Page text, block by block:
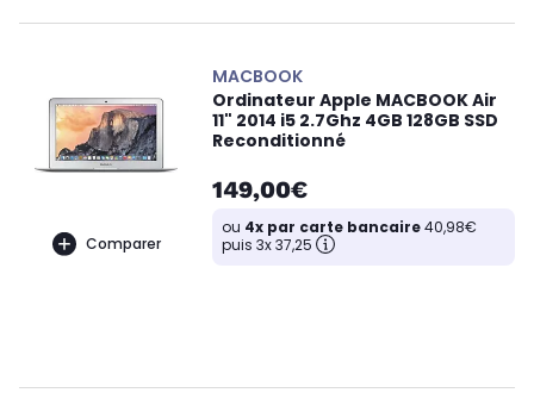
Comparer
MACBOOK
Ordinateur Apple MACBOOK Air
11" 2014 i5 2.7Ghz 4GB 128GB SSD
Reconditionné
149,00€
ou 4x par carte bancaire40,98€
puis 3x 37,25